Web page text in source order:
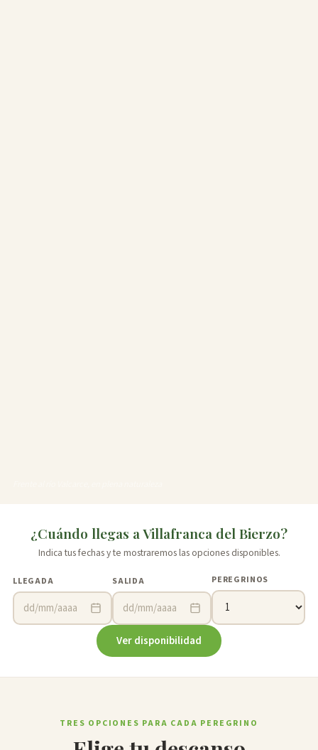
¿Cuándo llegas a Villafranca del Bierzo?
Indica tus fechas y te mostraremos las opciones disponibles.
LLEGADA
dd/mm/aaaa
SALIDA
dd/mm/aaaa
PEREGRINOS
Ver disponibilidad
TRES OPCIONES PARA CADA PEREGRINO